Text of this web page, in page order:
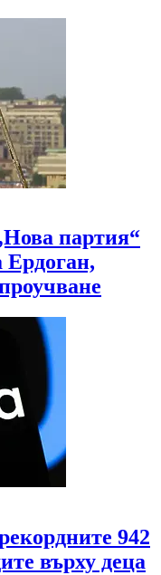
партия“
Ердоган,
942
върху деца